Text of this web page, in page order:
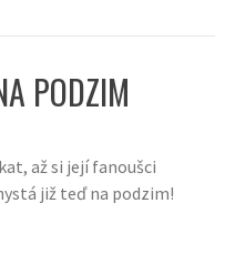
PODZIM
až si její fanoušci
již teď na podzim!